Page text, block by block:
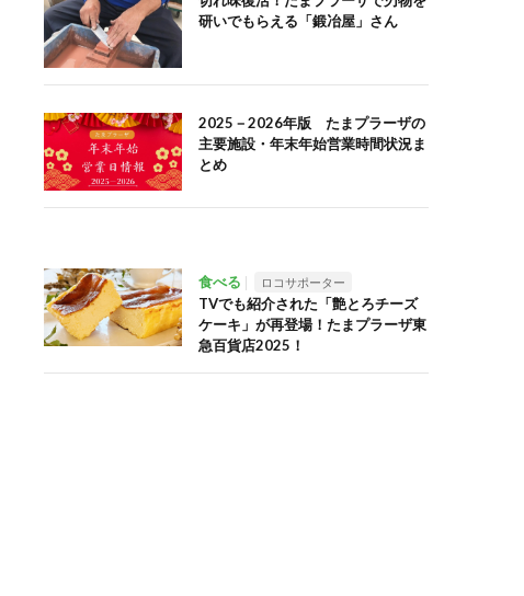
研いでもらえる「鍛冶屋」さん
2025－2026年版 たまプラーザの
主要施設・年末年始営業時間状況ま
とめ
食べる ロコサポーター
TVでも紹介された「艶とろチーズ
ケーキ」が再登場！たまプラーザ東
急百貨店2025！